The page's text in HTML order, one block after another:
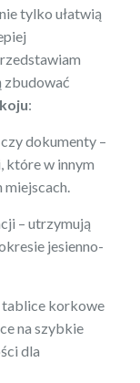
tylko ułatwią
zbudować
:
dokumenty –
które w innym
– utrzymują
jesienno-
korkowe
na szybkie
dla